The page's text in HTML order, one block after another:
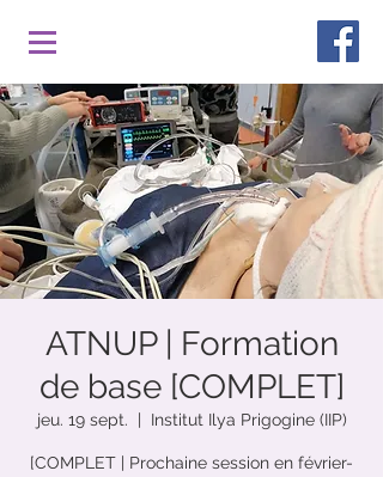
ATNUP | Formation
de base [COMPLET]
jeu. 19 sept.
  |
Institut Ilya Prigogine (IIP)
[COMPLET | Prochaine session en février-